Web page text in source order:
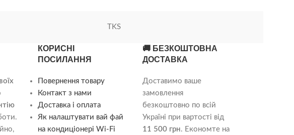
TKS
КОРИСНІ
ПОСИЛАННЯ
Повернення товару
Контакт з нами
Доставка і оплата
Як налаштувати вай фай
на кондиціонері Wi-Fi
🚚 БЕЗКОШТОВНА
ДОСТАВКА
Доставимо ваше
замовлення
безкоштовно по всій
Україні при вартості від
11 500 грн. Економте на